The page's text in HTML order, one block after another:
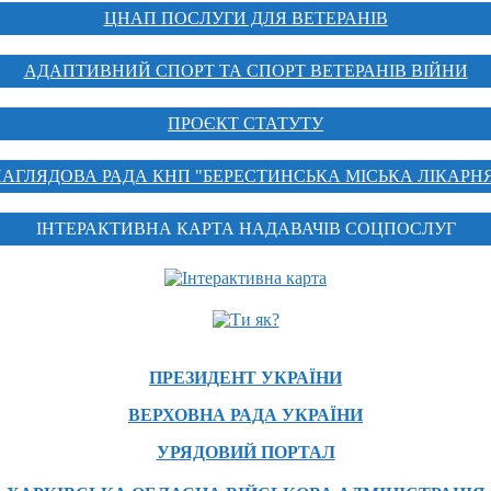
ЦНАП ПОСЛУГИ ДЛЯ ВЕТЕРАНІВ
АДАПТИВНИЙ СПОРТ ТА СПОРТ ВЕТЕРАНІВ ВІЙНИ
ПРОЄКТ СТАТУТУ
РАДА КНП "БЕРЕСТИНСЬКА МІСЬКА
ІНТЕРАКТИВНА КАРТА НАДАВАЧІВ СОЦПОСЛУГ
ПРЕЗИДЕНТ УКРАЇНИ
ВЕРХОВНА РАДА УКРАЇНИ
УРЯДОВИЙ ПОРТАЛ